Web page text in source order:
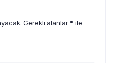
Gerekli alanlar * ile